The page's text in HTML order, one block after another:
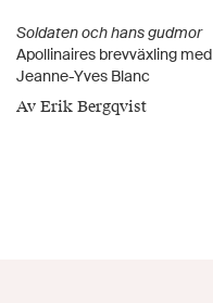
Soldaten och hans gudmor
Apollinaires brevväxling med
Jeanne-Yves Blanc
Av Erik Bergqvist